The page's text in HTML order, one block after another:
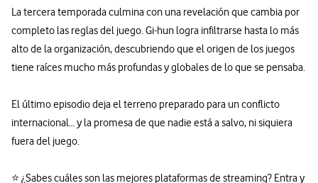
La tercera temporada culmina con una revelación que cambia por
completo las reglas del juego. Gi-hun logra infiltrarse hasta lo más
alto de la organización, descubriendo que el origen de los juegos
tiene raíces mucho más profundas y globales de lo que se pensaba.
El último episodio deja el terreno preparado para un conflicto
internacional… y la promesa de que nadie está a salvo, ni siquiera
fuera del juego.
⭐ ¿Sabes cuáles son las mejores plataformas de streaming? Entra y